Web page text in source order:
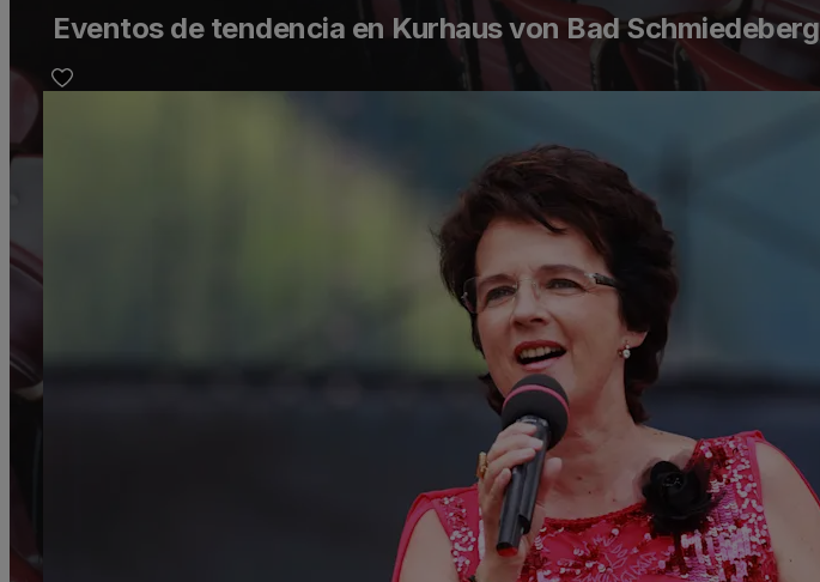
Eventos de tendencia en Kurhaus von Bad Schmiedeberg